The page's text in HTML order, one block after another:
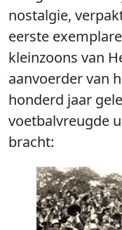
nostalgie,
eerste
kleinzoons van
aanvoerder van
honderd jaar
voetbalvreugde
bracht: